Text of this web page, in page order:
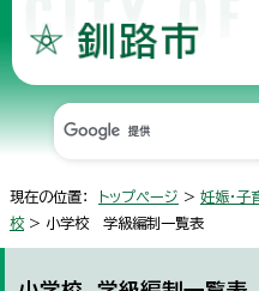
現在の位置： トップページ > 妊娠・子
校> 小学校 学級編制一覧表